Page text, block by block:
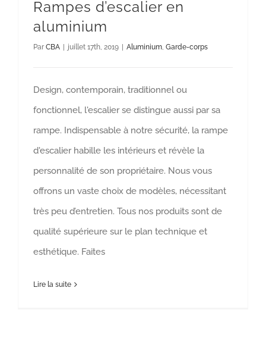
Rampes d’escalier en
aluminium
Par CBA juillet 17th, 2019 Aluminium, Garde-corps
Design, contemporain, traditionnel ou
fonctionnel, l'escalier se distingue aussi par sa
rampe. Indispensable à notre sécurité, la rampe
d'escalier habille les intérieurs et révèle la
personnalité de son propriétaire. Nous vous
offrons un vaste choix de modèles, nécessitant
très peu d’entretien. Tous nos produits sont de
qualité supérieure sur le plan technique et
esthétique. Faites
Lire la suite